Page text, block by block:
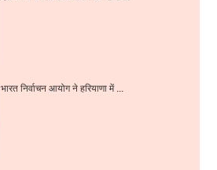
भारत निर्वाचन आयोग ने हरियाणा में ...